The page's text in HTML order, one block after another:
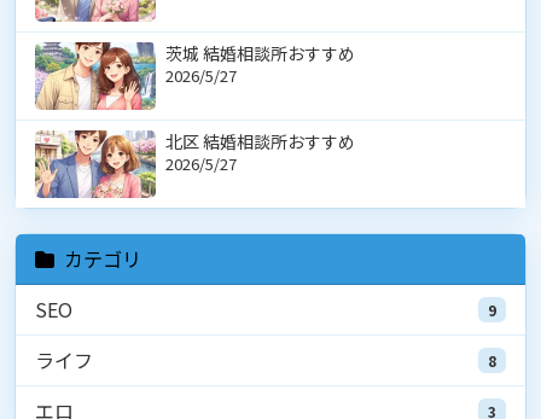
茨城 結婚相談所おすすめ
2026/5/27
北区 結婚相談所おすすめ
2026/5/27
カテゴリ
SEO
9
ライフ 8
エロ 3